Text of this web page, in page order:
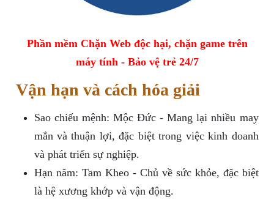
Phần mềm Chặn Web độc hại, chặn game trên
máy tính - Bảo vệ trẻ 24/7
Vận hạn và cách hóa giải
Sao chiếu mệnh: Mộc Đức - Mang lại nhiều may
mắn và thuận lợi, đặc biệt trong việc kinh doanh
và phát triển sự nghiệp.
Hạn năm: Tam Kheo - Chủ về sức khỏe, đặc biệt
là hệ xương khớp và vận động.